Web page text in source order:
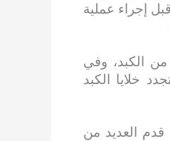
إجراء عملية
من الكبد، وفي
خلايا الكبد
العديد من